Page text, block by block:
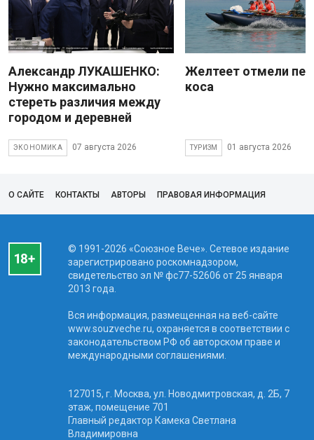
Александр ЛУКАШЕНКО:
Нужно максимально
стереть различия между
городом и деревней
ЭКОНОМИКА 07 августа 2026
Желтеет отмели
коса
ТУРИЗМ 01 августа 2026
О САЙТЕ КОНТАКТЫ АВТОРЫ ПРАВОВАЯ ИНФОРМАЦИЯ
© 1991-2026 «Союзное Вече». Сетевое издание
зарегистрировано роскомнадзором,
свидетельство эл № фc77-52606 от 25 января
2013 года.
Вся информация, размещенная на веб-сайте
www.souzveche.ru, охраняется в соответствии с
законодательством РФ об авторском праве и
международными соглашениями.
127015, г. Москва, ул. Новодмитровская, д. 2Б, 7
этаж, помещение 701
Главный редактор Камека Светлана
Владимировна